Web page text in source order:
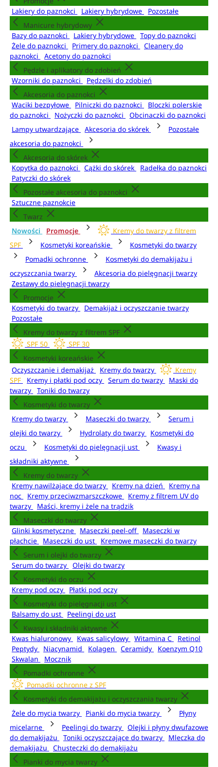
Lakiery do paznokci
Lakiery hybrydowe
Pozostałe
Manicure hybrydowy
Bazy do paznokci
Lakiery hybrydowe
Topy do paznokci
Żele do paznokci
Primery do paznokci
Cleanery do
paznokci
Acetony do paznokci
Pędzle i aplikatory do zdobień
Wzorniki do paznokci
Pędzelki do zdobień
Akcesoria do paznokci
Waciki bezpyłowe
Pilniczki do paznokci
Bloczki polerskie
do paznokci
Nożyczki do paznokci
Obcinaczki do paznokci
Lampy utwardzające
Akcesoria do skórek
Pozostałe
akcesoria do paznokci
Akcesoria do skórek
Kopytka do paznokci
Cążki do skórek
Radełka do paznokci
Patyczki do skórek
Pozostałe akcesoria do paznokci
Sztuczne paznokcie
Twarz
Nowości
Promocje
Kremy do twarzy z filtrem
SPF
Kosmetyki koreańskie
Kosmetyki do twarzy
Pomadki ochronne
Kosmetyki do demakijażu i
oczyszczania twarzy
Akcesoria do pielęgnacji twarzy
Zestawy do pielęgnacji twarzy
Promocje
Kosmetyki do twarzy
Demakijaż i oczyszczanie twarzy
Pozostałe
Kremy do twarzy z filtrem SPF
SPF 50
SPF 30
Kosmetyki koreańskie
Oczyszczanie i demakijaż
Kremy do twarzy
Kremy
SPF
Kremy i płatki pod oczy Serum do twarzy
Maski do
twarzy
Toniki do twarzy
Kosmetyki do twarzy
Kremy do twarzy
Maseczki do twarzy
Serum i
olejki do twarzy
Hydrolaty do twarzy
Kosmetyki do
oczu
Kosmetyki do pielęgnacji ust
Kwasy i
składniki aktywne
Kremy do twarzy
Kremy nawilżające do twarzy
Kremy na dzień
Kremy na
noc
Kremy przeciwzmarszczkowe
Kremy z filtrem UV do
twarzy
Maści, kremy i żele na trądzik
Maseczki do twarzy
Glinki kosmetyczne
Maseczki peel-off
Maseczki w
płachcie
Maseczki do ust
Kremowe maseczki do twarzy
Serum i olejki do twarzy
Serum do twarzy
Olejki do twarzy
Kosmetyki do oczu
Kremy pod oczy
Płatki pod oczy
Kosmetyki do pielęgnacji ust
Balsamy do ust
Peelingi do ust
Kwasy i składniki aktywne
Kwas hialuronowy
Kwas salicylowy Witamina C
Retinol
Peptydy
Niacynamid Kolagen Ceramidy
Koenzym Q10
Skwalan
Mocznik
Pomadki ochronne
Pomadki ochronne z SPF
Kosmetyki do demakijażu i oczyszczania twarzy
Żele do mycia twarzy
Pianki do mycia twarzy
Płyny
micelarne
Peelingi do twarzy
Olejki i płyny dwufazowe
do demakijażu
Toniki oczyszczające do twarzy
Mleczka do
demakijażu
Chusteczki do demakijażu
Pianki do mycia twarzy